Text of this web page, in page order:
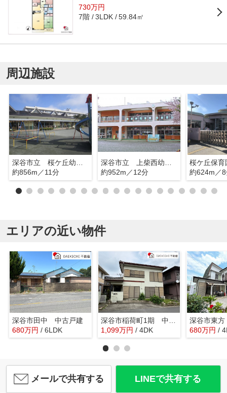
730万円
7階 3LDK 59.84㎡
周辺施設
深谷市立 桜ケ丘幼稚園
約856m／11分
深谷市立 上柴西幼稚園
約952m／12分
桜ケ丘保育
約624m／
エリアの近い物件
深谷市田中 中古戸建
680万円 / 6LDK
1,099万円 / 4DK
深谷市東
680万円 /
メールで共有する LINEで共有する